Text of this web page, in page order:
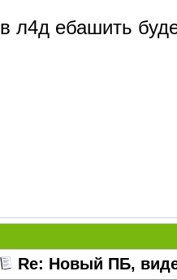
в л4д ебашить
Re: Новый ПБ,